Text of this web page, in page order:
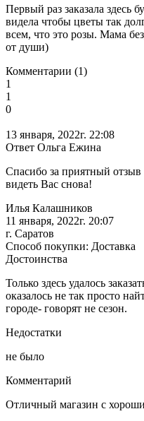
Первый раз заказала здесь
видела чтобы цветы так
всем, что это розы. Мама
от души)
Комментарии (1)
1
1
0
13 января, 2022г. 22:08
Ответ Ольга Ежина
Спасибо за приятный
видеть Вас снова!
Илья Калашников
11 января, 2022г. 20:07
г. Саратов
Способ покупки: Доставка
Достоинства
Только здесь удалось
оказалось не так просто
городе- говорят не сезон.
Недостатки
не было
Комментарий
Отличный магазин с